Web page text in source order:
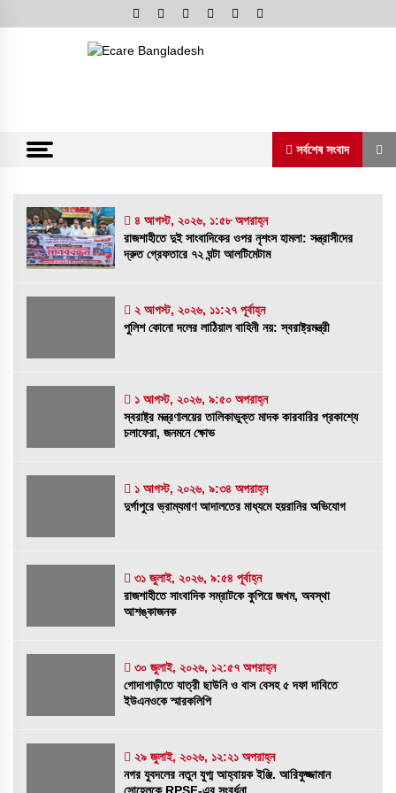
to
সর্বশেষ সংবাদ
রাজশাহীতে দুই সাংবাদিকের ওপর নৃশংস হামলা:
৪ আগস্ট, ২০২৬, ১:৫৮ অপরাহ্ন
স্বরাষ্ট্র মন্ত্রণালয়ের তালিকাভুক্ত মাদক কারবারির
প্রকাশ্যে চলাফেরা, জনমনে ক্ষোভ
দুর্গাপুরে ভ্রাম্যমাণ আদালতের মাধ্যমে হয়রানির
অভিযোগ
রাজশাহীতে সাংবাদিক সম্রাটকে কুপিয়ে জখম, অবস্থা
আশঙ্কাজনক
গোদাগাড়ীতে যাত্রী ছাউনি ও বাস বেসহ ৫ দফা দাবিতে
ইউএনওকে স্মারকলিপি
নগর যুবদলের নতুন যুগ্ম আহ্বায়ক ইঞ্জি. আরিফুজ্জামান
সোহেলকে RPSF-এর সংবর্ধনা
৪ আগস্ট, ২০২৬, ১:৫৮ অপরাহ্ন
রাজশাহীতে দুই সাংবাদিকের ওপর নৃশংস হামলা: সন্ত্রাসীদের
দ্রুত গ্রেফতারে ৭২ ঘন্টা আলটিমেটাম
২ আগস্ট, ২০২৬, ১১:২৭ পূর্বাহ্ন
পুলিশ কোনো দলের লাঠিয়াল বাহিনী নয়: স্বরাষ্ট্রমন্ত্রী
১ আগস্ট, ২০২৬, ৯:৫০ অপরাহ্ন
স্বরাষ্ট্র মন্ত্রণালয়ের তালিকাভুক্ত মাদক কারবারির প্রকাশ্যে
চলাফেরা, জনমনে ক্ষোভ
১ আগস্ট, ২০২৬, ৯:৩৪ অপরাহ্ন
দুর্গাপুরে ভ্রাম্যমাণ আদালতের মাধ্যমে হয়রানির অভিযোগ
৩১ জুলাই, ২০২৬, ৯:৫৪ পূর্বাহ্ন
রাজশাহীতে সাংবাদিক সম্রাটকে কুপিয়ে জখম, অবস্থা
আশঙ্কাজনক
৩০ জুলাই, ২০২৬, ১২:৫৭ অপরাহ্ন
গোদাগাড়ীতে যাত্রী ছাউনি ও বাস বেসহ ৫ দফা দাবিতে
ইউএনওকে স্মারকলিপি
২৯ জুলাই, ২০২৬, ১২:২১ অপরাহ্ন
নগর যুবদলের নতুন যুগ্ম আহ্বায়ক ইঞ্জি. আরিফুজ্জামান
সোহেলকে RPSF-এর সংবর্ধনা